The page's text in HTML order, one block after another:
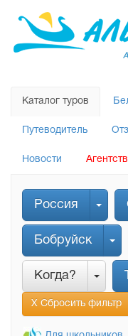
Каталог туров
Путеводитель
Новости
Россия
Бобруйск
Когда?
Х Сбросить фильтр